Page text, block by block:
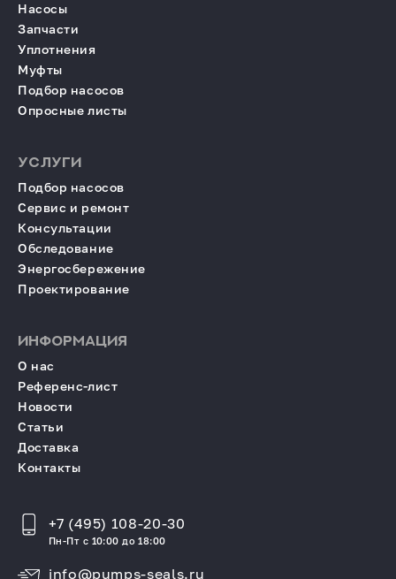
Насосы
Запчасти
Уплотнения
Муфты
Подбор насосов
Опросные листы
УСЛУГИ
Подбор насосов
Сервис и ремонт
Консультации
Обследование
Энергосбережение
Проектирование
ИНФОРМАЦИЯ
О нас
Референс-лист
Новости
Статьи
Доставка
Контакты
+7 (495) 108-20-30
Пн-Пт с 10:00 до 18:00
info@pumps-seals.ru